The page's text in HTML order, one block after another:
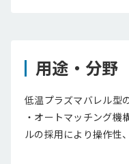
用途・分野
低温プラズマバレル型
・オートマッチング機
ルの採用により操作性